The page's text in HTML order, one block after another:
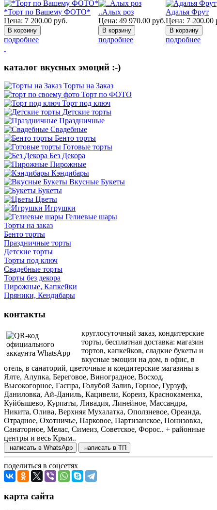
*Торт по Вашему ФОТО*
Цена: 7 200.00 руб.
подробнее
..Алых роз
Цена: 49 970.00 руб.
подробнее
Адалья Фрут
Цена: 7 200.00
подробнее
каталог вкусных эмоций :-)
Торты на Заказ
Торт по ФОТО
Торт под ключ
Детские торты
Праздничные
Свадебные
Бенто торты
Готовые торты
Без Декора
Пирожные
Кэндибары
Вкусные Букеты
Букеты
Цветы
Игрушки
Гелиевые шары
Торты на заказ
Бенто торты
Праздничные торты
Детские торты
Торты под ключ
Свадебные торты
Торты без декора
Пирожные, Капкейки
Пряники, Кендибары
контакты
круглосуточный заказ, кондитерские
торты, бесплатная доставка: магазин
тортов, капкейков, сладкие букеты и
вкусные эмоции на дом, в офис, в
отель, в санаторий, цветочные и кондитерские магазины в
Ялте, Алупка, Береговое, Виноградное, Восход,
Высокогорное, Гаспра, Голубой Залив, Горное, Гурзуф,
Даниловка, Ай-Даниль, Кацивели, Кореиз, Краснокаменка,
Куйбышево, Курпаты, Ливадия, Линейное, Массандра,
Никита, Олива, Верхняя Мухалатка, Оползневое, Ореанда,
Отрадное, Охотничье, Парковое, Партизанское, Понизовка,
Санаторное, Мелас, Симеиз, Советское, Форос.. + районные
центры и весь Крым..
написать в WhatsApp написать в ТП
поделиться в соцсетях
карта сайта